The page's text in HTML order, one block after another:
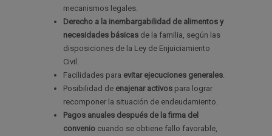
mecanismos legales.
Derecho a la inembargabilidad de alimentos y
necesidades básicas de la familia, según las
disposiciones de la Ley de Enjuiciamiento
Civil.
Facilidades para evitar ejecuciones generales
Posibilidad de enajenar activos para lograr
recomponer la situación de endeudamiento.
Pagos anuales después de la firma del
convenio cuando se obtiene fallo favorable,